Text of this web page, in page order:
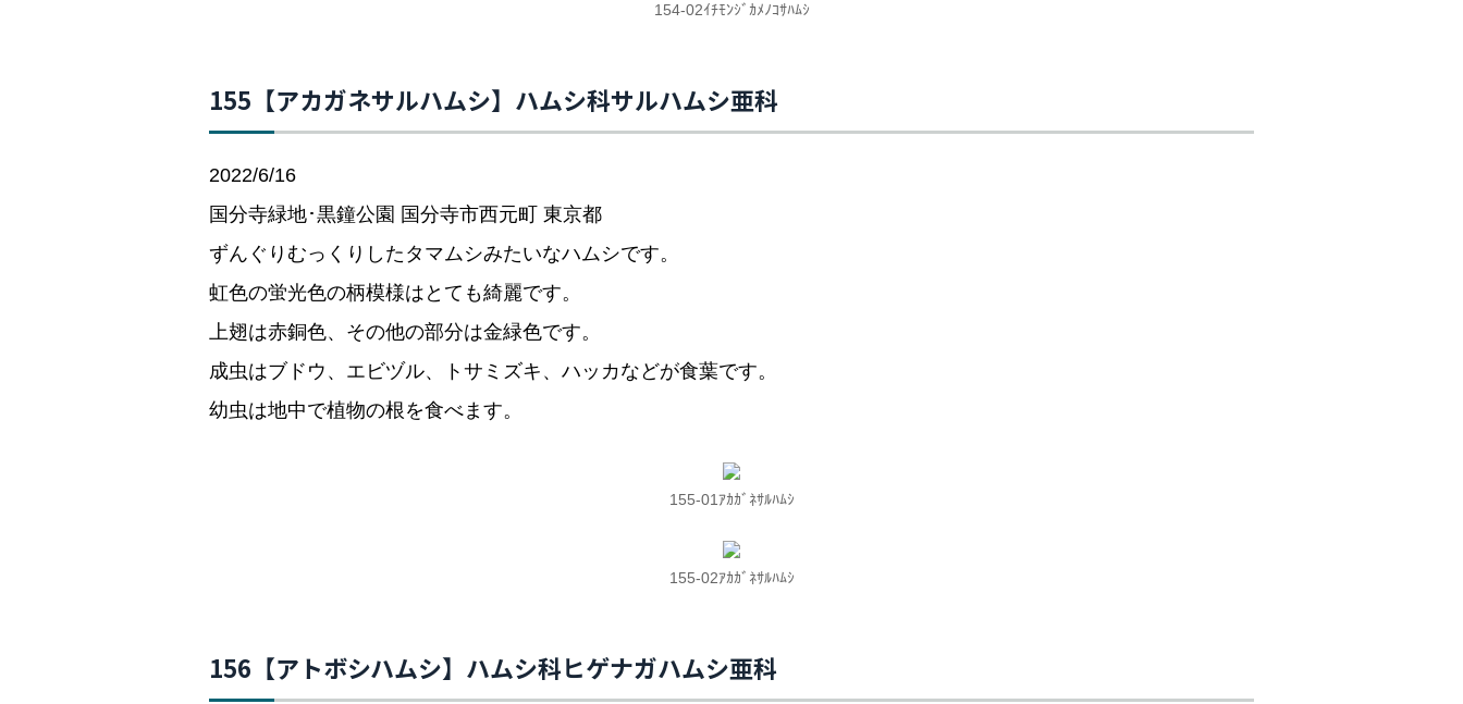
154-02ｲﾁﾓﾝｼﾞｶﾒﾉｺｻﾊﾑｼ
155【アカガネサルハムシ】ハムシ科サルハムシ亜科
2022/6/16
国分寺緑地･黒鐘公園 国分寺市西元町 東京都
ずんぐりむっくりしたタマムシみたいなハムシです。
虹色の蛍光色の柄模様はとても綺麗です。
上翅は赤銅色、その他の部分は金緑色です。
成虫はブドウ、エビヅル、トサミズキ、ハッカなどが食葉です。
幼虫は地中で植物の根を食べます。
155-01ｱｶｶﾞﾈｻﾙﾊﾑｼ
155-02ｱｶｶﾞﾈｻﾙﾊﾑｼ
156【アトボシハムシ】ハムシ科ヒゲナガハムシ亜科